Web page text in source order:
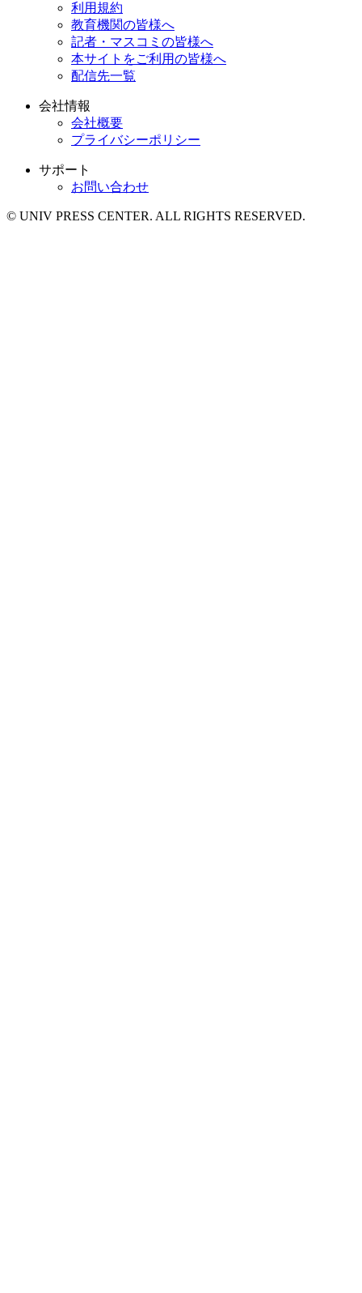
利用規約
教育機関の皆様へ
記者・マスコミの皆様へ
本サイトをご利用の皆様へ
配信先一覧
会社情報
会社概要
プライバシーポリシー
サポート
お問い合わせ
© UNIV PRESS CENTER. ALL RIGHTS RESERVED.